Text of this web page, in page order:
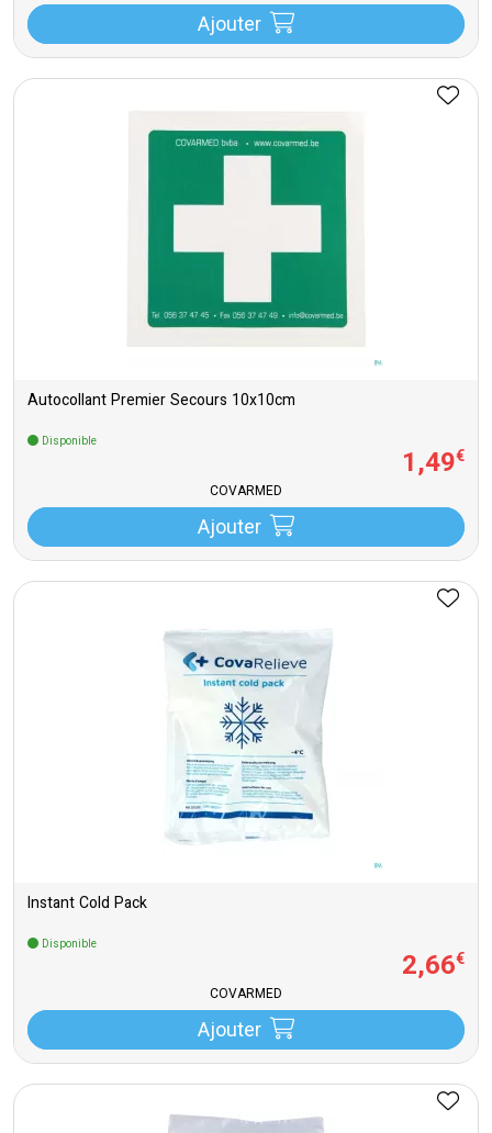
Ajouter
Autocollant Premier Secours 10x10cm
Disponible
1,49€
COVARMED
Ajouter
Instant Cold Pack
Disponible
2,66€
COVARMED
Ajouter